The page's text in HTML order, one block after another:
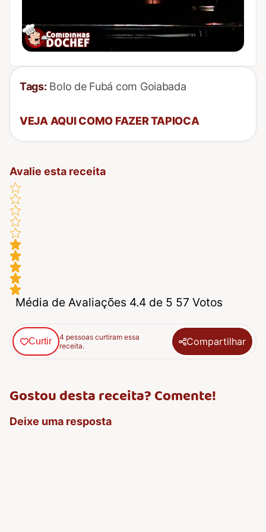
Tags: Bolo de Fubá com Goiabada
VEJA AQUI COMO FAZER TAPIOCA
Avalie esta receita
Média de Avaliações 4.4 de 5 57 Votos
Curtir
4 pessoas curtiram essa
receita.
Compartilhar
Gostou desta receita? Comente!
Deixe uma resposta